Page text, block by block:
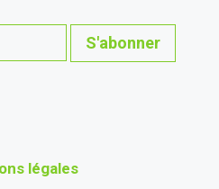
légales